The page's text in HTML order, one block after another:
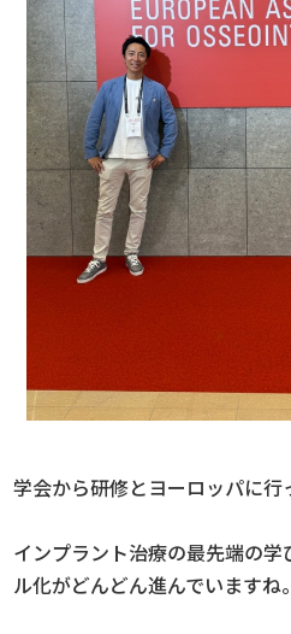
学会から研修とヨーロッパに行
インプラント治療の最先端の
ル化がどんどん進んでいますね。